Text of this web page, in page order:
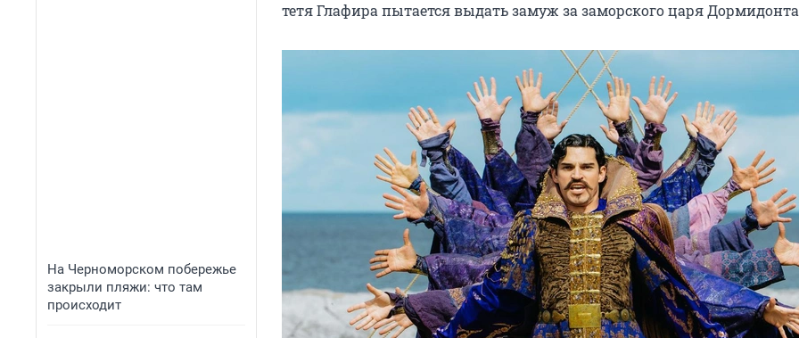
На Черноморском побережье
закрыли пляжи: что там
происходит
тетя Глафира пытается выдать замуж за заморского царя